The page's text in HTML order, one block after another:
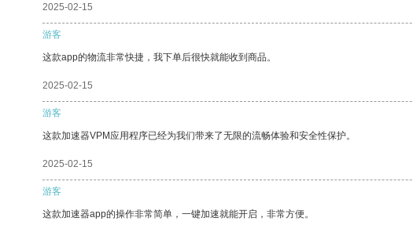
2025-02-15
游客
这款app的物流非常快捷，我下单后很快就能收到商品。
2025-02-15
游客
这款加速器VPM应用程序已经为我们带来了无限的流畅体验和安全性保护。
2025-02-15
游客
这款加速器app的操作非常简单，一键加速就能开启，非常方便。